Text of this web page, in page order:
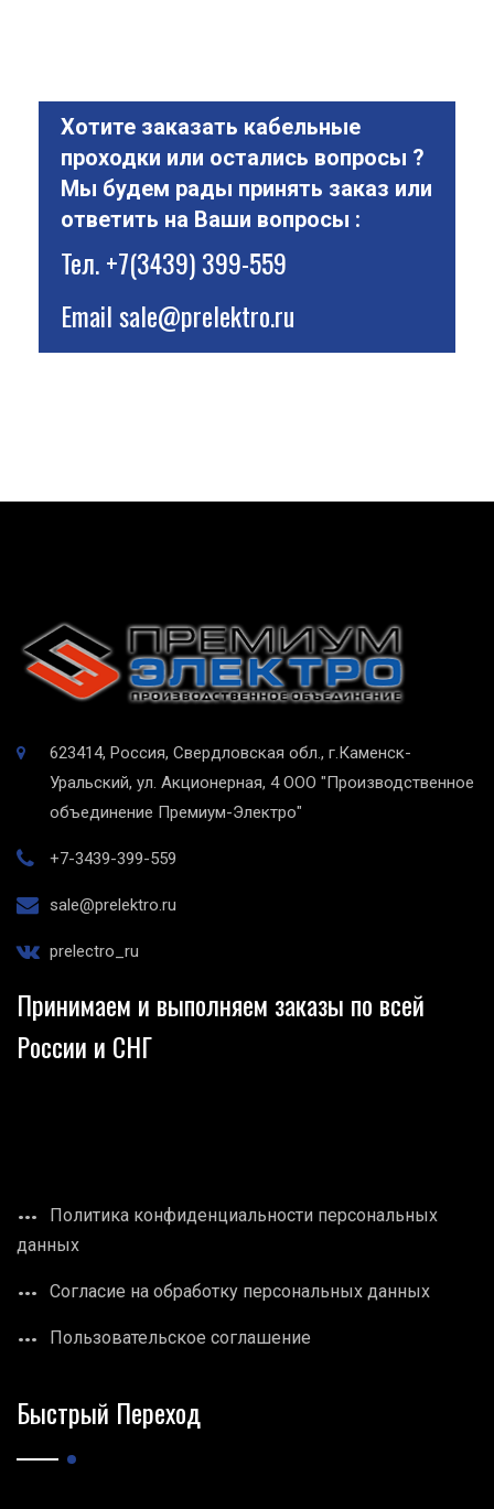
Хотите заказать кабельные
проходки или остались вопросы ?
Мы будем рады принять заказ или
ответить на Ваши вопросы :
Тел.+7(3439) 399-559
Emailsale@prelektro.ru
623414, Россия, Свердловская обл., г.Каменск-
Уральский, ул. Акционерная, 4 ООО "Производственное
объединение Премиум-Электро"
+7-3439-399-559
sale@prelektro.ru
prelectro_ru
Принимаем и выполняем заказы по всей
России и СНГ
Политика конфиденциальности персональных
данных
Согласие на обработку персональных данных
Пользовательское соглашение
Быстрый Переход